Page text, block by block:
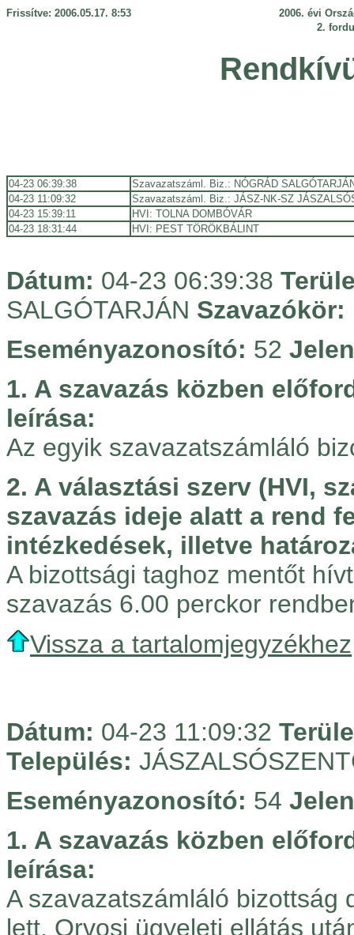
Frissítve: 2006.05.17. 8:53
2006. évi
2.
04-23 06:39:38
Szavazatszáml. Biz.: NÓGRÁD
04-23 11:09:32
Szavazatszáml. Biz.: JÁSZ-NK-SZ
04-23 15:39:11
HVI: TOLNA DOMBÓVÁR
04-23 18:31:44
HVI: PEST TÖRÖKBÁLINT
Dátum: 04-23 06:39:38
SALGÓTARJÁN Szavazókör:
Eseményazonosító: 52
1. A szavazás közben
leírása:
Az egyik szavazatszámláló
2. A választási szerv (HVI,
szavazás ideje alatt a rend
intézkedések, illetve
A bizottsági taghoz mentőt
szavazás 6.00 perckor
Vissza a tartalomjegyzékhez
Dátum: 04-23 11:09:32
Település:
Eseményazonosító: 54
1. A szavazás közben
leírása:
A szavazatszámláló bizottság
lett. Orvosi ügyeleti ellátás